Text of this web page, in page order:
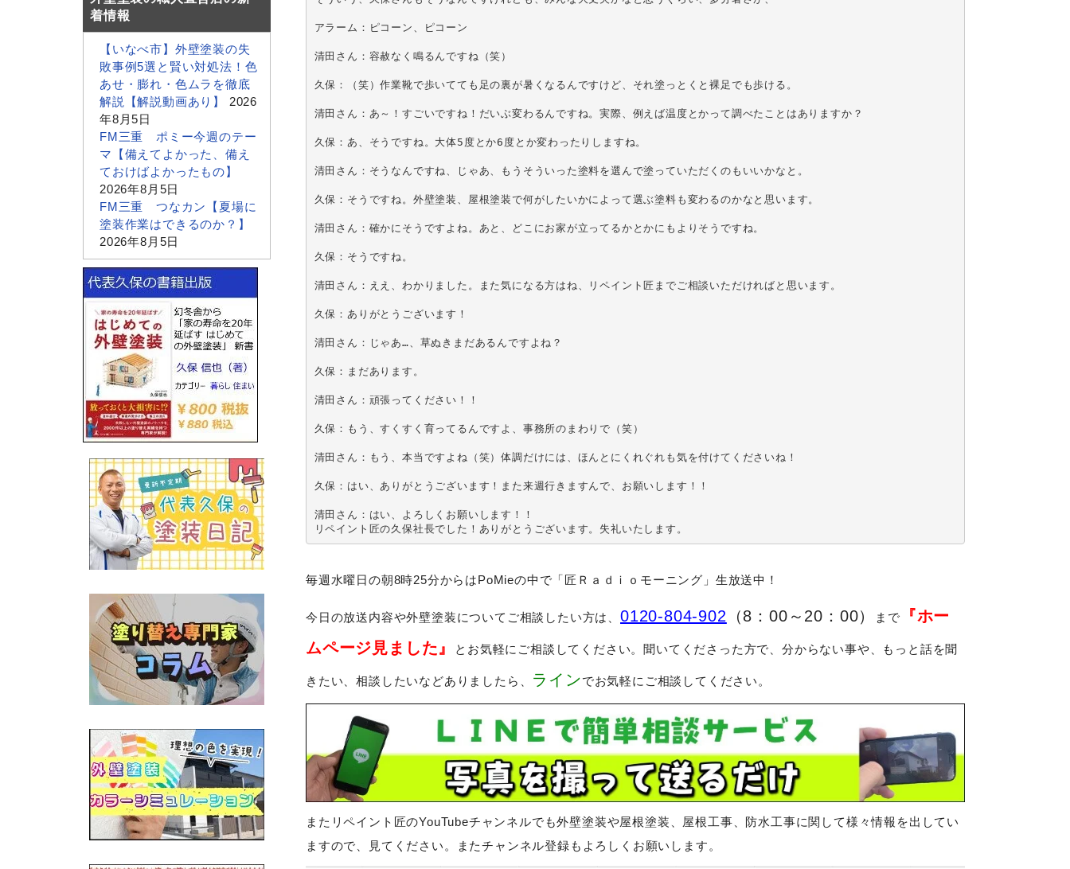
アラーム：ピコーン、ピコーン
清田さん：容赦なく鳴るんですね（笑）
久保：（笑）作業靴で歩いてても足の裏が暑くなるんですけど、それ塗っとくと裸足でも歩ける。
清田さん：あ～！すごいですね！だいぶ変わるんですね。実際、例えば温度とかって調べたことはありますか？
久保：あ、そうですね。大体5度とか6度とか変わったりしますね。
清田さん：そうなんですね、じゃあ、もうそういった塗料を選んで塗っていただくのもいいかなと。
久保：そうですね。外壁塗装、屋根塗装で何がしたいかによって選ぶ塗料も変わるのかなと思います。
清田さん：確かにそうですよね。あと、どこにお家が立ってるかとかにもよりそうですね。
久保：そうですね。
清田さん：ええ、わかりました。また気になる方はね、リペイント匠までご相談いただければと思います。
久保：ありがとうございます！
清田さん：じゃあ…、草ぬきまだあるんですよね？
久保：まだあります。
清田さん：頑張ってください！！
久保：もう、すくすく育ってるんですよ、事務所のまわりで（笑）
清田さん：もう、本当ですよね（笑）体調だけには、ほんとにくれぐれも気を付けてくださいね！
久保：はい、ありがとうございます！また来週行きますんで、お願いします！！
清田さん：はい、よろしくお願いします！！
リペイント匠の久保社長でした！ありがとうございます。失礼いたします。
毎週水曜日の朝8時25分からはPoMieの中で「匠Ｒａｄｉｏモーニング」生放送中！
今日の放送内容や外壁塗装についてご相談したい方は、 0120-804-902 （8：00～20：00） まで
『ホー
ムページ見ました』
とお気軽にご相談してください。聞いてくださった方で、分からない事や、もっと話を聞
きたい、相談したいなどありましたら、 ラインでお気軽にご相談してください。
またリペイント匠のYouTubeチャンネルでも外壁塗装や屋根塗装、屋根工事、防水工事に関して様々情報を出してい
ますので、見てください。またチャンネル登録もよろしくお願いします。
着情報
【いなべ市】外壁塗装の失
敗事例5選と賢い対処法！色
あせ・膨れ・色ムラを徹底
解説【解説動画あり】
2026
年8月5日
FM三重 ポミー今週のテー
マ【備えてよかった、備え
ておけばよかったもの】
2026年8月5日
FM三重 つなカン【夏場に
塗装作業はできるのか？】
2026年8月5日